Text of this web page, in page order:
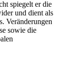
spiegelt er die
und dient als
Veränderungen
sowie die